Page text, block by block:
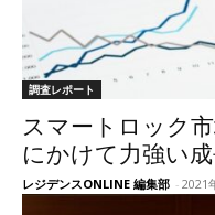
調査レポート
スマートロック
にかけて力強い
レジデンスONLINE 編集部 - 2021